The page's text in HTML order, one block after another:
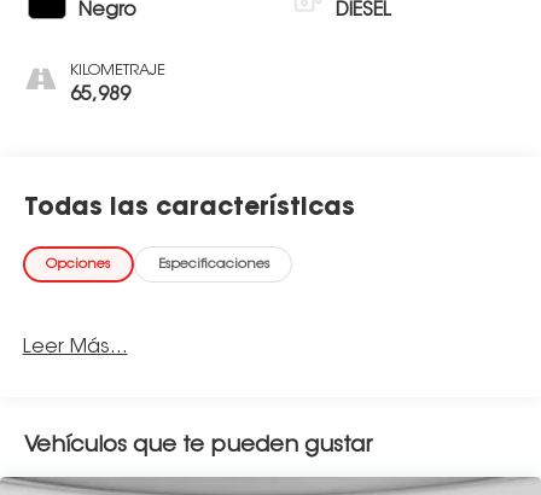
Negro
KILOMETRAJE
65,989
DIESEL
Todas las características
Opciones Especificaciones
Leer Más...
Vehículos que te pueden gustar